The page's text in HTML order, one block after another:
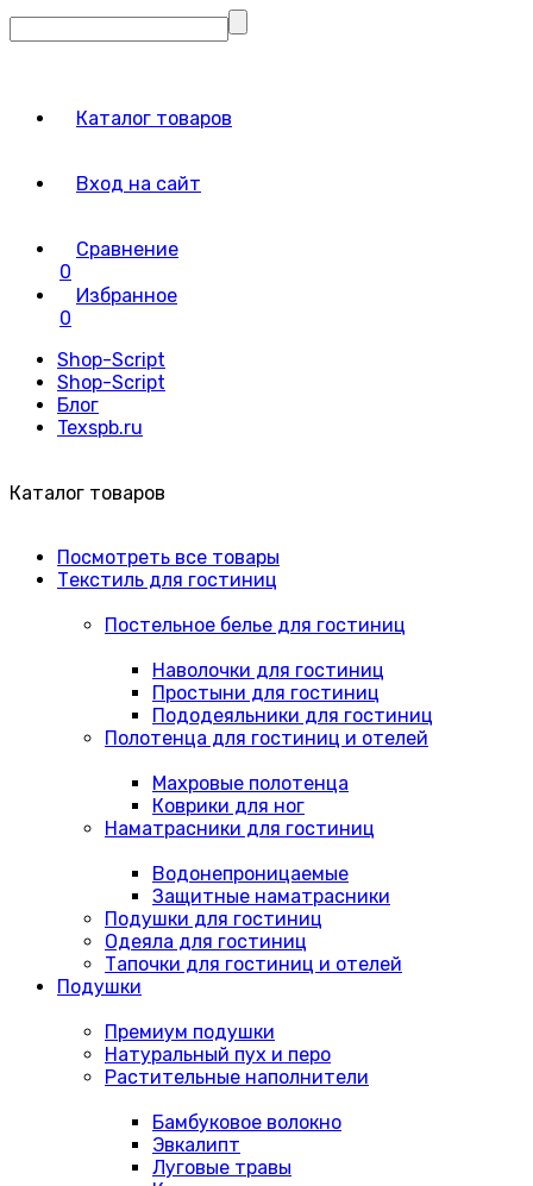
Каталог товаров
Вход на сайт
Сравнение
0
Избранное
0
Shop-Script
Shop-Script
Блог
Texspb.ru
Каталог товаров
Посмотреть все товары
Текстиль для гостиниц
Постельное белье для гостиниц
Наволочки для гостиниц
Простыни для гостиниц
Пододеяльники для гостиниц
Полотенца для гостиниц и отелей
Махровые полотенца
Коврики для ног
Наматрасники для гостиниц
Водонепроницаемые
Защитные наматрасники
Подушки для гостиниц
Одеяла для гостиниц
Тапочки для гостиниц и отелей
Подушки
Премиум подушки
Натуральный пух и перо
Растительные наполнители
Бамбуковое волокно
Эвкалипт
Луговые травы